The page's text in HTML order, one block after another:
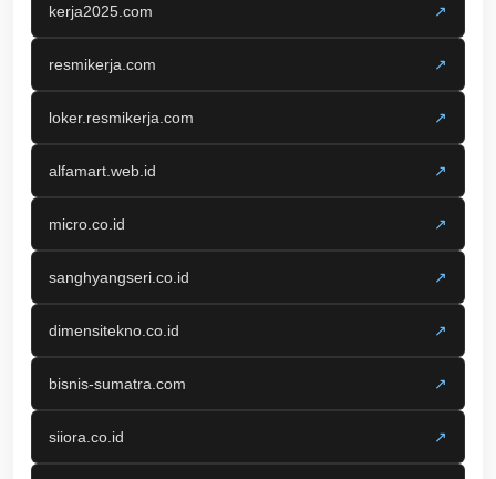
kerja2025.com ↗
resmikerja.com ↗
loker.resmikerja.com ↗
alfamart.web.id ↗
micro.co.id ↗
sanghyangseri.co.id ↗
dimensitekno.co.id ↗
bisnis-sumatra.com ↗
siiora.co.id ↗